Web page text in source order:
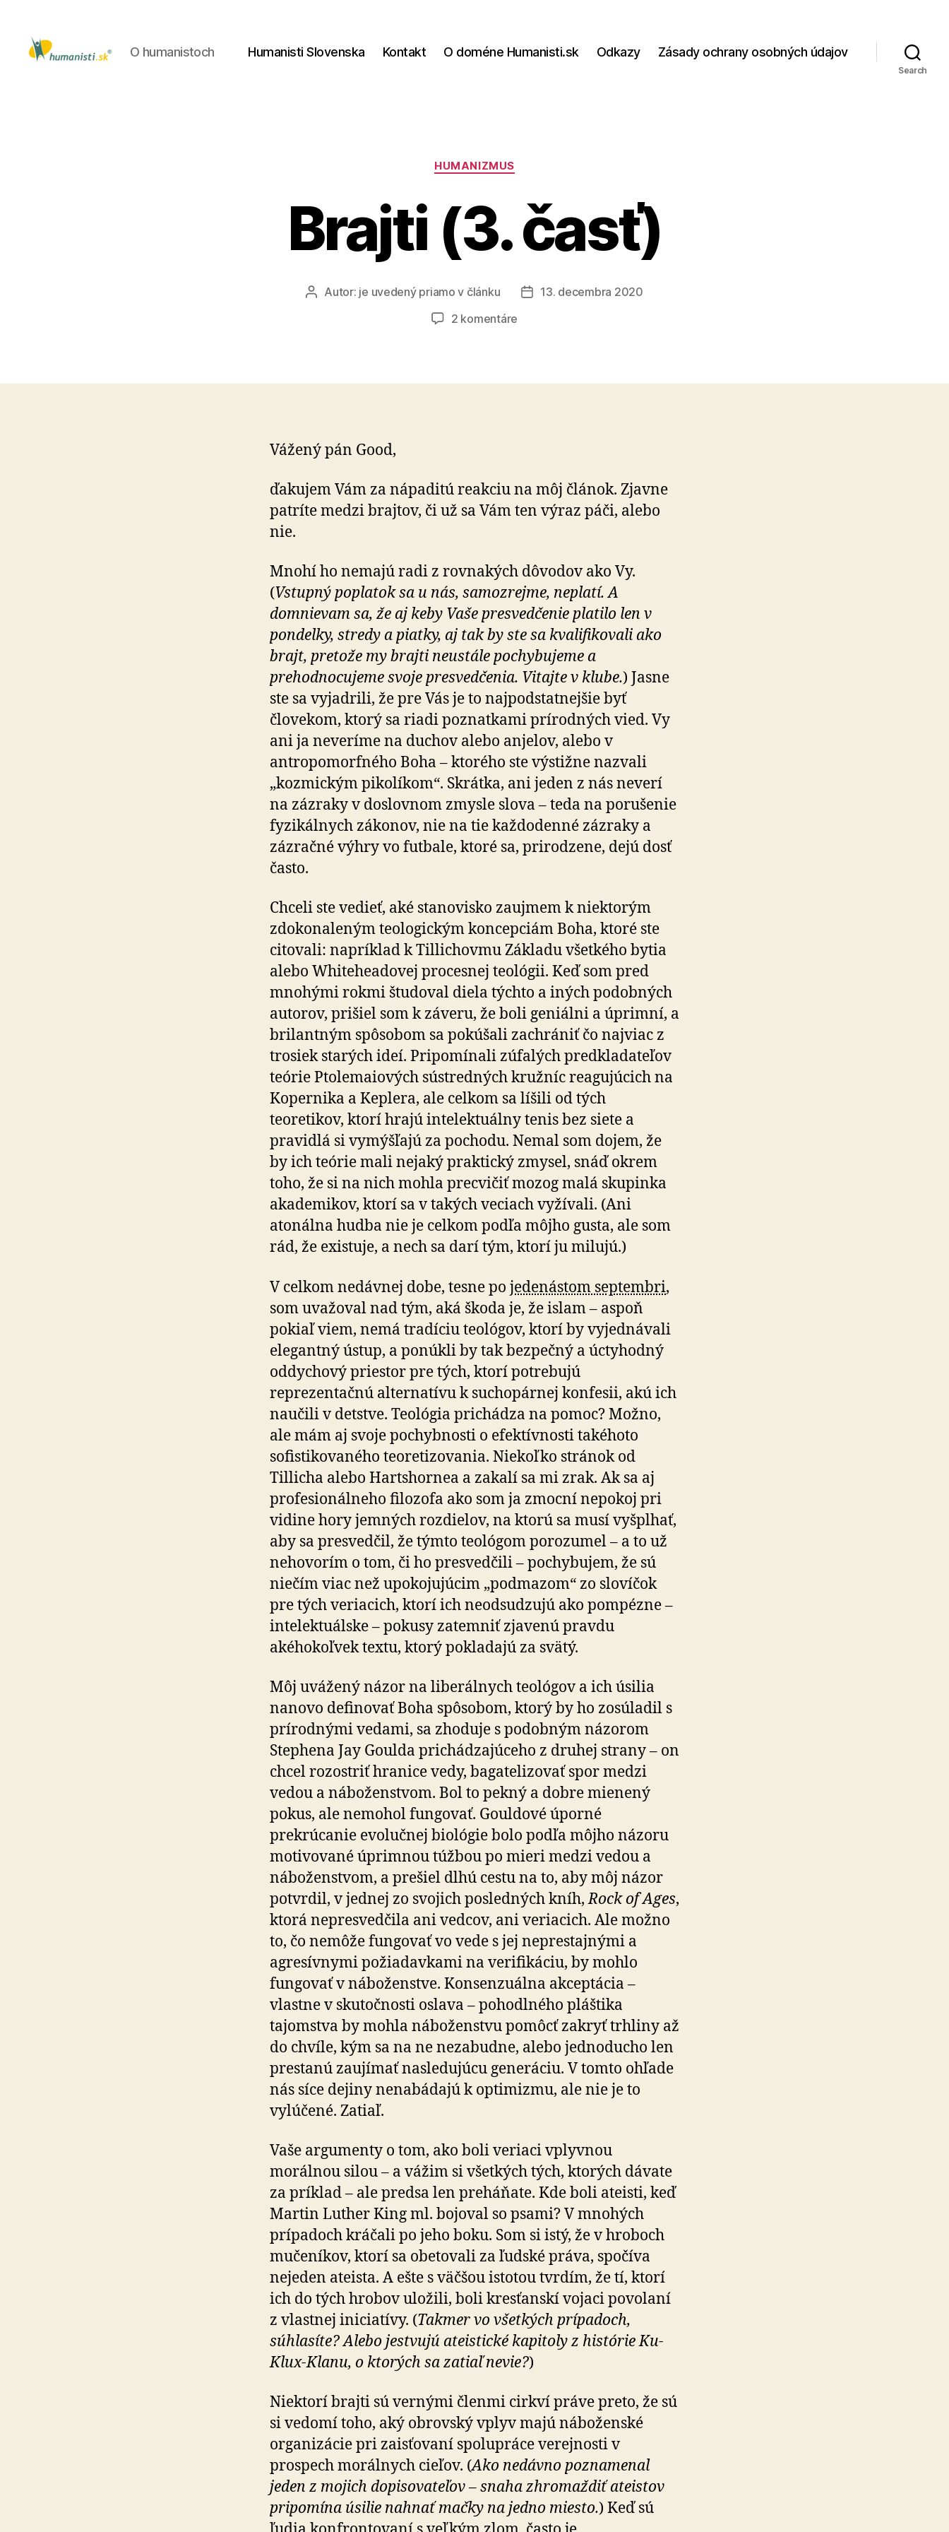
O humanistoch Humanisti Slovenska Kontakt O doméne Humanisti.sk Odkazy Zásady ochrany osobných údajov
Search
Kategórie
HUMANIZMUS
Brajti (3. časť)
AutorAutor: je uvedený priamo v článku
Dátum
13. decembra 2020
2 komentáre
Vážený pán Good,
ďakujem Vám za nápaditú reakciu na môj článok. Zjavne
patríte medzi brajtov, či už sa Vám ten výraz páči, alebo
nie.
Mnohí ho nemajú radi z rovnakých dôvodov ako Vy.
(Vstupný poplatok sa u nás, samozrejme, neplatí. A
domnievam sa, že aj keby Vaše presvedčenie platilo len v
pondelky, stredy a piatky, aj tak by ste sa kvalifikovali ako
brajt, pretože my brajti neustále pochybujeme a
prehodnocujeme svoje presvedčenia. Vitajte v klube.) Jasne
ste sa vyjadrili, že pre Vás je to najpodstatnejšie byť
človekom, ktorý sa riadi poznatkami prírodných vied. Vy
ani ja neveríme na duchov alebo anjelov, alebo v
antropomorfného Boha – ktorého ste výstižne nazvali
„kozmickým pikolíkom“. Skrátka, ani jeden z nás neverí
na zázraky v doslovnom zmysle slova – teda na porušenie
fyzikálnych zákonov, nie na tie každodenné zázraky a
zázračné výhry vo futbale, ktoré sa, prirodzene, dejú dosť
často.
Chceli ste vedieť, aké stanovisko zaujmem k niektorým
zdokonaleným teologickým koncepciám Boha, ktoré ste
citovali: napríklad k Tillichovmu Základu všetkého bytia
alebo Whiteheadovej procesnej teológii. Keď som pred
mnohými rokmi študoval diela týchto a iných podobných
autorov, prišiel som k záveru, že boli geniálni a úprimní, a
brilantným spôsobom sa pokúšali zachrániť čo najviac z
trosiek starých ideí. Pripomínali zúfalých predkladateľov
teórie Ptolemaiových sústredných kružníc reagujúcich na
Kopernika a Keplera, ale celkom sa líšili od tých
teoretikov, ktorí hrajú intelektuálny tenis bez siete a
pravidlá si vymýšľajú za pochodu. Nemal som dojem, že
by ich teórie mali nejaký praktický zmysel, snáď okrem
toho, že si na nich mohla precvičiť mozog malá skupinka
akademikov, ktorí sa v takých veciach vyžívali. (Ani
atonálna hudba nie je celkom podľa môjho gusta, ale som
rád, že existuje, a nech sa darí tým, ktorí ju milujú.)
V celkom nedávnej dobe, tesne po jedenástom septembri,
som uvažoval nad tým, aká škoda je, že islam – aspoň
pokiaľ viem, nemá tradíciu teológov, ktorí by vyjednávali
elegantný ústup, a ponúkli by tak bezpečný a úctyhodný
oddychový priestor pre tých, ktorí potrebujú
reprezentačnú alternatívu k suchopárnej konfesii, akú ich
naučili v detstve. Teológia prichádza na pomoc? Možno,
ale mám aj svoje pochybnosti o efektívnosti takéhoto
sofistikovaného teoretizovania. Niekoľko stránok od
Tillicha alebo Hartshornea a zakalí sa mi zrak. Ak sa aj
profesionálneho filozofa ako som ja zmocní nepokoj pri
vidine hory jemných rozdielov, na ktorú sa musí vyšplhať,
aby sa presvedčil, že týmto teológom porozumel – a to už
nehovorím o tom, či ho presvedčili – pochybujem, že sú
niečím viac než upokojujúcim „podmazom“ zo slovíčok
pre tých veriacich, ktorí ich neodsudzujú ako pompézne –
intelektuálske – pokusy zatemniť zjavenú pravdu
akéhokoľvek textu, ktorý pokladajú za svätý.
Môj uvážený názor na liberálnych teológov a ich úsilia
nanovo definovať Boha spôsobom, ktorý by ho zosúladil s
prírodnými vedami, sa zhoduje s podobným názorom
Stephena Jay Goulda prichádzajúceho z druhej strany – on
chcel rozostriť hranice vedy, bagatelizovať spor medzi
vedou a náboženstvom. Bol to pekný a dobre mienený
pokus, ale nemohol fungovať. Gouldové úporné
prekrúcanie evolučnej biológie bolo podľa môjho názoru
motivované úprimnou túžbou po mieri medzi vedou a
náboženstvom, a prešiel dlhú cestu na to, aby môj názor
potvrdil, v jednej zo svojich posledných kníh,Rock of Ages,
ktorá nepresvedčila ani vedcov, ani veriacich. Ale možno
to, čo nemôže fungovať vo vede s jej neprestajnými a
agresívnymi požiadavkami na verifikáciu, by mohlo
fungovať v náboženstve. Konsenzuálna akceptácia –
vlastne v skutočnosti oslava – pohodlného pláštika
tajomstva by mohla náboženstvu pomôcť zakryť trhliny až
do chvíle, kým sa na ne nezabudne, alebo jednoducho len
prestanú zaujímať nasledujúcu generáciu. V tomto ohľade
nás síce dejiny nenabádajú k optimizmu, ale nie je to
vylúčené. Zatiaľ.
Vaše argumenty o tom, ako boli veriaci vplyvnou
morálnou silou – a vážim si všetkých tých, ktorých dávate
za príklad – ale predsa len preháňate. Kde boli ateisti, keď
Martin Luther King ml. bojoval so psami? V mnohých
prípadoch kráčali po jeho boku. Som si istý, že v hroboch
mučeníkov, ktorí sa obetovali za ľudské práva, spočíva
nejeden ateista. A ešte s väčšou istotou tvrdím, že tí, ktorí
ich do tých hrobov uložili, boli kresťanskí vojaci povolaní
z vlastnej iniciatívy. (Takmer vo všetkých prípadoch,
súhlasíte? Alebo jestvujú ateistické kapitoly z histórie Ku-
Klux-Klanu, o ktorých sa zatiaľ nevie?)
Niektorí brajti sú vernými členmi cirkví práve preto, že sú
si vedomí toho, aký obrovský vplyv majú náboženské
organizácie pri zaisťovaní spolupráce verejnosti v
prospech morálnych cieľov. (Ako nedávno poznamenal
jeden z mojich dopisovateľov – snaha zhromaždiť ateistov
pripomína úsilie nahnať mačky na jedno miesto.) Keď sú